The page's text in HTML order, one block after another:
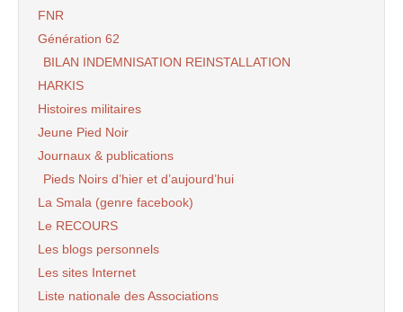
FNR
Génération 62
BILAN INDEMNISATION REINSTALLATION
HARKIS
Histoires militaires
Jeune Pied Noir
Journaux & publications
Pieds Noirs d’hier et d’aujourd’hui
La Smala (genre facebook)
Le RECOURS
Les blogs personnels
Les sites Internet
Liste nationale des Associations